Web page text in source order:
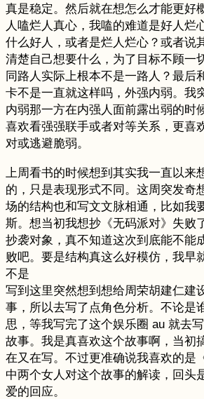
真是稳定。然后就在想怎么才能更好
人嗑烂人真心，我嗑的难道是好人烂
什么好人，或者是烂人烂心？或者说
清楚自己想要什么，为了目标不顾一
同路人实际上根本不是一路人？最后
卡不是一直就这样吗，外强内弱。我
内弱那一方在内强人面前露出弱的时
喜欢看强强联手或者对等关系，更喜
对或逃避脆弱。
上周看书的时候想到其实我一直以来
的，只是表现形式不同。这周突发奇
场的结构也和写文文脉相通，比如我
斯。想当初我想抄《无码派对》失败
抄袭对象，真不知道这次到底能不能
败吧。要是结构真这么好模仿，我早
不是
写到这里突然想到想给周荣胡建仁建
事，所以去写了点角色分析。不论是
思，等我写完了这个娱乐圈 au 就去
故事。我是真喜欢这个故事啊，当初
在又在写。不过更准确说我喜欢的是
中两个女人对这个故事的解读，回头
爱的回应。